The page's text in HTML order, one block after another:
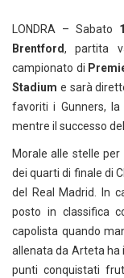
LONDRA – Sabato
Brentford, partita
campionato di
Stadium e sarà
favoriti i Gunners,
mentre il successo
Morale alle stelle per
dei quarti di finale di
del Real Madrid. In
posto in classifica
capolista quando
allenata da Arteta ha
punti conquistati